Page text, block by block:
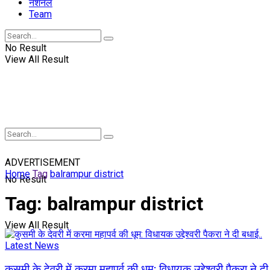
नॅशनल
Team
No Result
View All Result
No Result
View All Result
ADVERTISEMENT
Home Tag balrampur district
Tag: balrampur district
Latest News